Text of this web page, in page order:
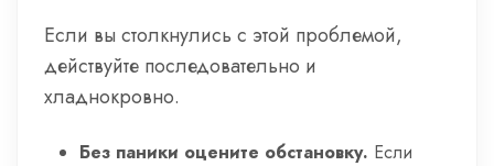
Если вы столкнулись с этой проблемой,
действуйте последовательно и
хладнокровно.
Без паники оцените обстановку. Если